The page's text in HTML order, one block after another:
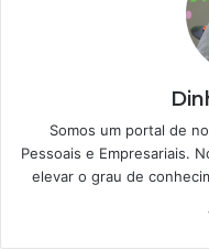
Somos um portal de
Pessoais e Empresariais.
elevar o grau de